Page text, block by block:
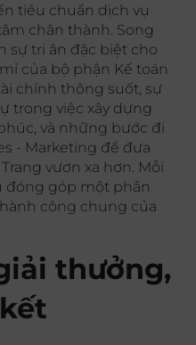
tiêu chuẩn dịch vụ
chân thành. Song
sự tri ân đặc biệt cho
của bộ phận Kế toán
chính thông suốt, sự
trong việc xây dựng
và những bước đi
- Marketing để đưa
vươn xa hơn. Mỗi
đóng góp một phần
công chung của
thưởng,